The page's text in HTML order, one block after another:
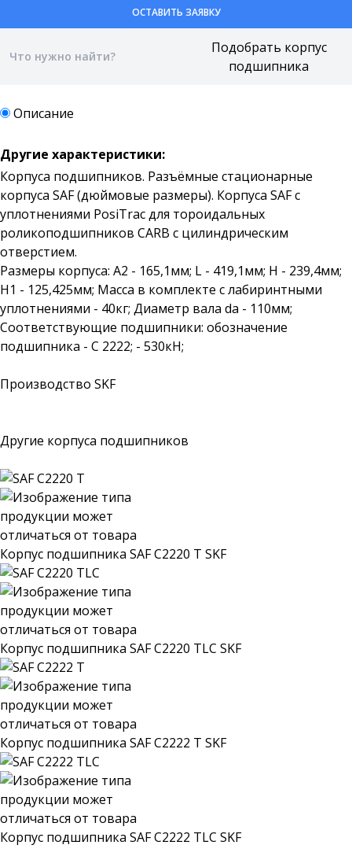
ОСТАВИТЬ ЗАЯВКУ
Описание
Другие характеристики:
Корпуса подшипников. Разъёмные стационарные
корпуса SAF (дюймовые размеры). Корпуса SAF с
уплотнениями PosiTrac для тороидальных
роликоподшипников CARB с цилиндрическим
отверстием.
Размеры корпуса: A2 - 165,1мм; L - 419,1мм; H - 239,4мм;
H1 - 125,425мм; Масса в комплекте с лабиринтными
уплотнениями - 40кг; Диаметр вала da - 110мм;
Соответствующие подшипники: обозначение
подшипника - C 2222; - 530кН;
Производство SKF
Другие корпуса подшипников
Корпус подшипника SAF C2220 T SKF
Корпус подшипника SAF C2220 TLC SKF
Корпус подшипника SAF C2222 T SKF
Корпус подшипника SAF C2222 TLC SKF